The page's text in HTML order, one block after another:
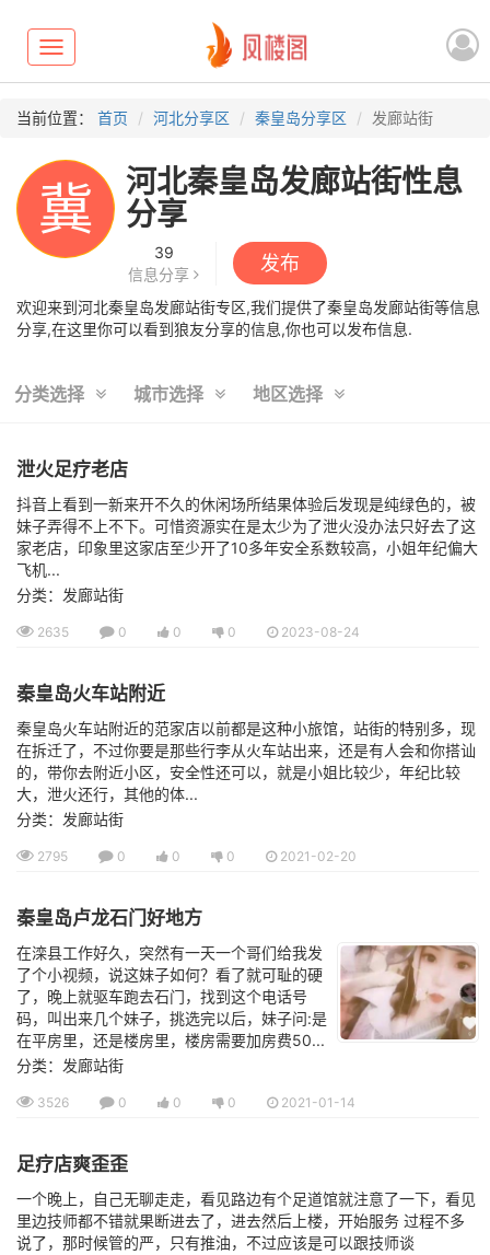
Toggle
navigation
当前位置： 首页 河北分享区 秦皇岛分享区 发廊站街
冀
河北秦皇岛发廊站街性息
分享
39
信息分享
发布
欢迎来到河北秦皇岛发廊站街专区,我们提供了秦皇岛发廊站街等信息
分享,在这里你可以看到狼友分享的信息,你也可以发布信息.
分类选择 城市选择 地区选择
泄火足疗老店
抖音上看到一新来开不久的休闲场所结果体验后发现是纯绿色的，被
妹子弄得不上不下。可惜资源实在是太少为了泄火没办法只好去了这
家老店，印象里这家店至少开了10多年安全系数较高，小姐年纪偏大
飞机...
分类：发廊站街
2635 0 0 0 2023-08-24
秦皇岛火车站附近
秦皇岛火车站附近的范家店以前都是这种小旅馆，站街的特别多，现
在拆迁了，不过你要是那些行李从火车站出来，还是有人会和你搭讪
的，带你去附近小区，安全性还可以，就是小姐比较少，年纪比较
大，泄火还行，其他的体...
分类：发廊站街
2795 0 0 0 2021-02-20
秦皇岛卢龙石门好地方
在滦县工作好久，突然有一天一个哥们给我发
了个小视频，说这妹子如何？看了就可耻的硬
了，晚上就驱车跑去石门，找到这个电话号
码，叫出来几个妹子，挑选完以后，妹子问:是
在平房里，还是楼房里，楼房需要加房费50...
分类：发廊站街
3526 0 0 0 2021-01-14
足疗店爽歪歪
一个晚上，自己无聊走走，看见路边有个足道馆就注意了一下，看见
里边技师都不错就果断进去了，进去然后上楼，开始服务 过程不多
说了，那时候管的严，只有推油，不过应该是可以跟技师谈